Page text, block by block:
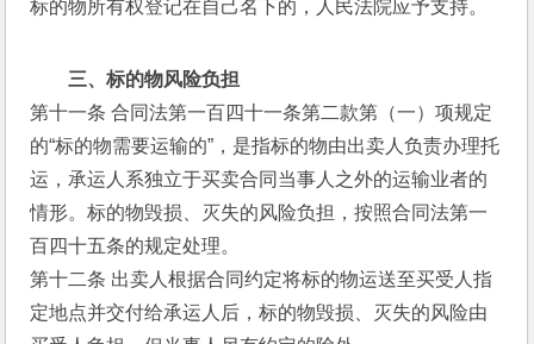
标的物所有权登记在自己名下的，人民法院应予支持。
三、标的物风险负担
第十一条 合同法第一百四十一条第二款第（一）项规定
的“标的物需要运输的”，是指标的物由出卖人负责办理托
运，承运人系独立于买卖合同当事人之外的运输业者的
情形。标的物毁损、灭失的风险负担，按照合同法第一
百四十五条的规定处理。
第十二条 出卖人根据合同约定将标的物运送至买受人指
定地点并交付给承运人后，标的物毁损、灭失的风险由